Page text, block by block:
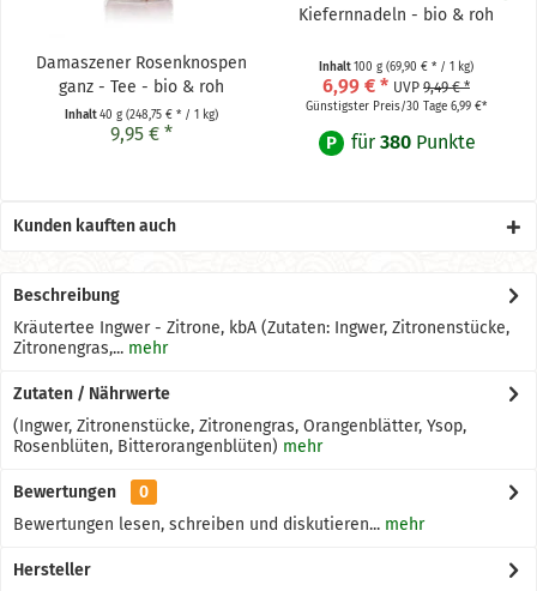
Damaszener Rosenknospen
ganz - Tee - bio & roh
Inhalt40 g (248,75 € * / 1 kg)
9,95 € *
Kiefernnadeln - bio & roh
Inhalt100 g (69,90 € * / 1 kg)
6,99 € * UVP 9,49 € *
Günstigster Preis/30 Tage 6,99 €*
P für 380 Punkte
Kunden kauften auch
Beschreibung
Kräutertee Ingwer - Zitrone, kbA (Zutaten: Ingwer, Zitronenstücke,
Zitronengras,... mehr
Zutaten / Nährwerte
(Ingwer, Zitronenstücke, Zitronengras, Orangenblätter, Ysop,
Rosenblüten, Bitterorangenblüten) mehr
Bewertungen
0
Bewertungen lesen, schreiben und diskutieren... mehr
Hersteller